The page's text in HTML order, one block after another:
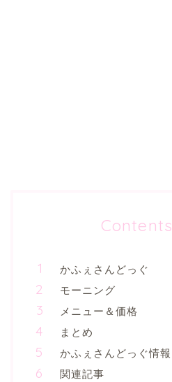
Contents
かふぇさんどっぐ
モーニング
メニュー＆価格
まとめ
かふぇさんどっぐ情報
関連記事